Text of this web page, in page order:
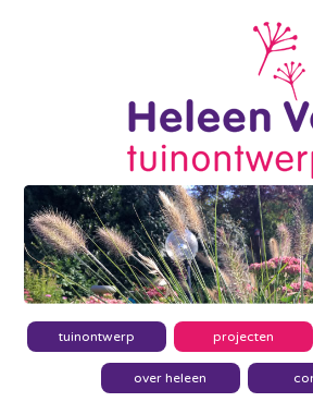
tuinontwerp projecten
over heleen